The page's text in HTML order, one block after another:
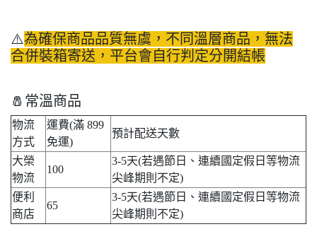
⚠️為確保商品品質無虞，不同溫層商品，無法
合併裝箱寄送，平台會自行判定分開結帳
🧂常溫商品
物流
方式
運費(滿 899
免運)
預計配送天數
大榮
物流
100
3-5天(若遇節日、連續國定假日等物流
尖峰期則不定)
便利
商店
65
3-5天(若遇節日、連續國定假日等物流
尖峰期則不定)